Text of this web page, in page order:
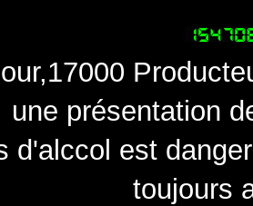
une présentation
d'alccol est
toujours